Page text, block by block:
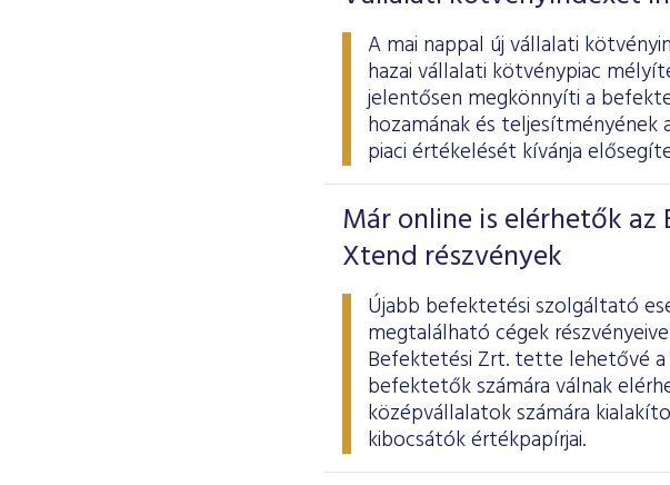
A mai nappal új vállalati
hazai vállalati kötvénypiac
jelentősen megkönnyíti a
hozamának és
piaci értékelését kívánja
Már online is elérhetők az
Xtend részvények
Újabb befektetési szolgáltató
megtalálható cégek
Befektetési Zrt. tette lehetővé a
befektetők számára válnak
középvállalatok számára
kibocsátók értékpapírjai.